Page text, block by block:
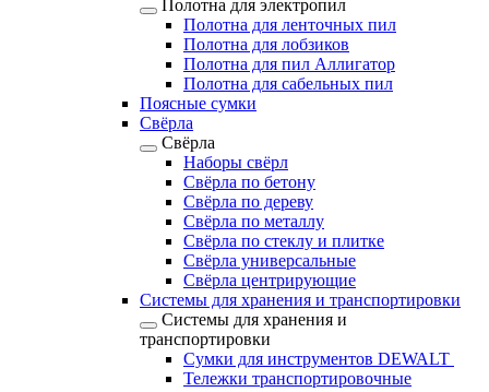
Полотна для электропил
Полотна для ленточных пил
Полотна для лобзиков
Полотна для пил Аллигатор
Полотна для сабельных пил
Поясные сумки
Свёрла
Свёрла
Наборы свёрл
Свёрла по бетону
Свёрла по дереву
Свёрла по металлу
Свёрла по стеклу и плитке
Свёрла универсальные
Свёрла центрирующие
Системы для хранения и транспортировки
Системы для хранения и
транспортировки
Сумки для инструментов DEWALT
Тележки транспортировочные